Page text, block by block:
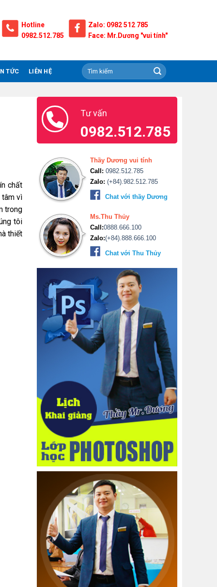
Hotline
0982.512.785
Zalo: 0982 512 785
Face: Mr.Dương "vui tính"
TỨC LIÊN HỆ
chất
tâm vì
trong
tôi
thiết
Tư vấn
0982.512.785
Thầy Dương vui tính
Call: 0982.512.785
Zalo: (+84).982.512.785
Chat với thầy Dương
Ms.Thu Thủy
Call:0888.666.100
Zalo:(+84).888.666.100
Chat với Thu Thủy